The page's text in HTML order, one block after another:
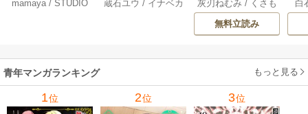
なってくれません
mamaya/STUDIO
3巻
蔵石ユウ / イナベカ
界プレス漫遊記 ～
最強無双のおじさ
んはあらゆる種族
ミック） 6巻
灰刃ねむみ / くさも
ち
無料立読み
ア
（
白
青年マンガランキング もっと見る
1位 2位 3位